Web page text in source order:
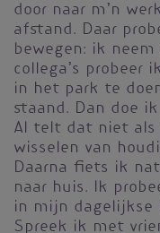
door naar m’n
afstand. Daar
bewegen: ik
collega’s probeer
in het park te
staand. Dan doe
Al telt dat niet als
wisselen van
Daarna fiets ik
naar huis. Ik
in mijn dagelijkse
Spreek ik met